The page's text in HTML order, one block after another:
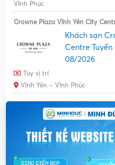
Vĩnh Phúc
Crowne Plaza Vĩnh Yên City
Khách sạn
Centre
08/2026
Tùy vị trí
Vĩnh Yên – Vĩnh Phúc